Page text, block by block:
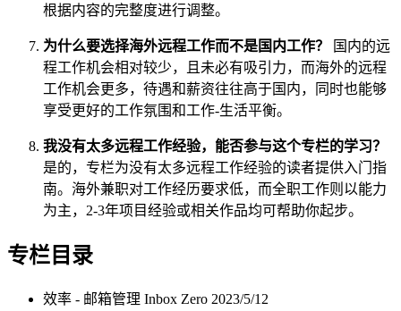
根据内容的完整度进行调整。
为什么要选择海外远程工作而不是国内工作？
国内的远
程工作机会相对较少，且未必有吸引力，而海外的远程
工作机会更多，待遇和薪资往往高于国内，同时也能够
享受更好的工作氛围和工作-生活平衡。
我没有太多远程工作经验，能否参与这个专栏的学习？
是的，专栏为没有太多远程工作经验的读者提供入门指
南。海外兼职对工作经历要求低，而全职工作则以能力
为主，2-3年项目经验或相关作品均可帮助你起步。
专栏目录
效率 - 邮箱管理 Inbox Zero 2023/5/12